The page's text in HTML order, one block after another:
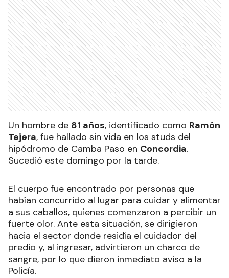
Un hombre de 81 años, identificado como Ramón
Tejera, fue hallado sin vida en los studs del
hipódromo de Camba Paso en Concordia.
Sucedió este domingo por la tarde.
El cuerpo fue encontrado por personas que
habían concurrido al lugar para cuidar y alimentar
a sus caballos, quienes comenzaron a percibir un
fuerte olor. Ante esta situación, se dirigieron
hacia el sector donde residía el cuidador del
predio y, al ingresar, advirtieron un charco de
sangre, por lo que dieron inmediato aviso a la
Policía.